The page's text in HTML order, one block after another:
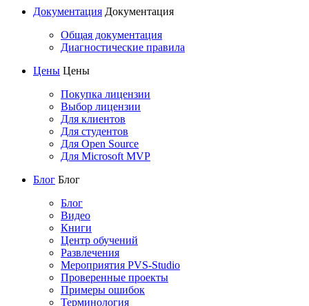
Документация Документация
Общая документация
Диагностические правила
Цены Цены
Покупка лицензии
Выбор лицензии
Для клиентов
Для студентов
Для Open Source
Для Microsoft MVP
Блог Блог
Блог
Видео
Книги
Центр обучений
Развлечения
Мероприятия PVS-Studio
Проверенные проекты
Примеры ошибок
Терминология